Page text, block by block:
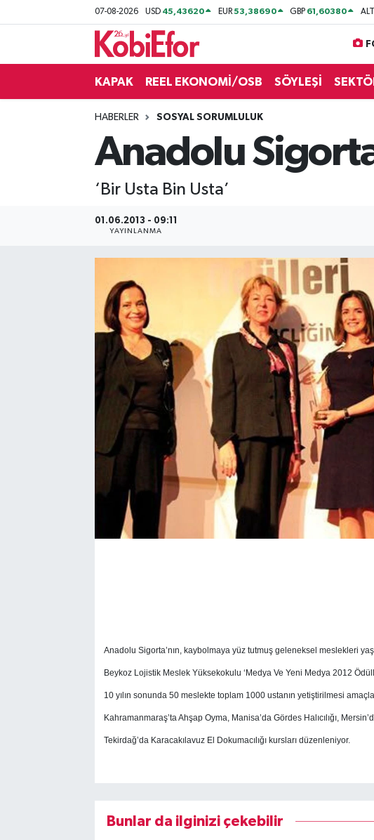
07-08-2026 USD 45,43620 EUR53,38690 GBP 61,60380
KAPAK REEL EKONOMİ/OSB SÖYLEŞİ
HABERLER SOSYAL SORUMLULUK
Anadolu
‘Bir Usta Bin Usta’
01.06.2013 - 09:11
YAYINLANMA
Anadolu Sigorta’nın, kaybolmaya yüz tutmuş geleneksel meslekleri
Beykoz Lojistik Meslek Yüksekokulu ‘Medya Ve Yeni Medya 2012
10 yılın sonunda 50 meslekte toplam 1000 ustanın yetiştirilmesi
Kahramanmaraş’ta Ahşap Oyma, Manisa’da Gördes Halıcılığı,
Tekirdağ’da Karacakılavuz El Dokumacılığı kursları düzenleniyor.
Bunlar da ilginizi çekebilir
BİLİŞİM PANO
ŞİRKET PANO